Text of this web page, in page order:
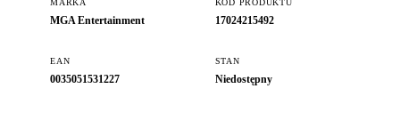
MARKA
MGA Entertainment
KOD PRODUKTU
17024215492
EAN
0035051531227
STAN
Niedostępny